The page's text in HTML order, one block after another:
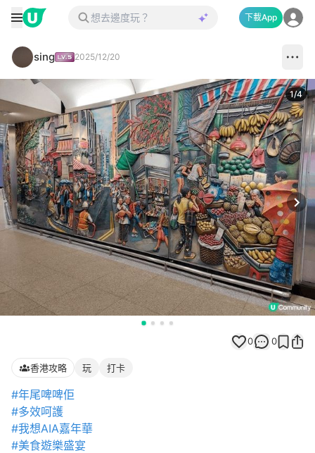
下載App
sing 2025/12/20
1/4
0 0
香港攻略 玩 打卡
#年尾啤啤佢
#多效呵護
#我想AIA嘉年華
#美食遊樂盛宴